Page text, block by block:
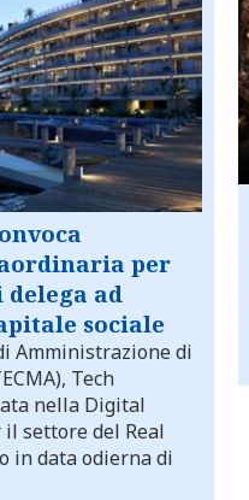
per
delega ad
sociale
Amministrazione di
Tech
nella Digital
settore del Real
in data odierna di